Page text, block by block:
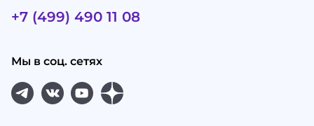
+7 (499) 490 11 08
Мы в соц. сетях